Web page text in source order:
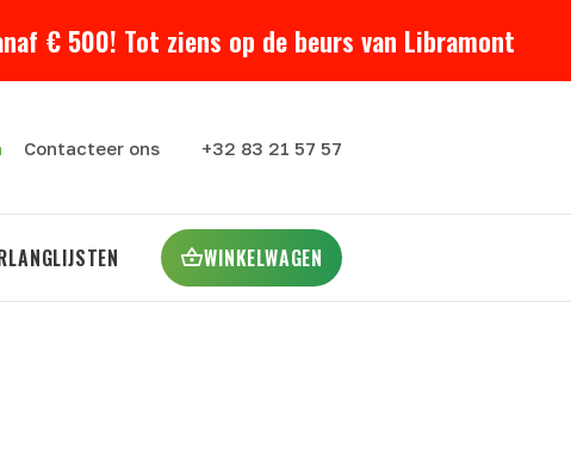
€ 500! Tot ziens op de beurs van Libramont
Contacteer ons +32 83 21 57 57
WINKELWAGEN